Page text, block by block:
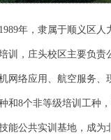
年，隶属于顺义区
训，庄头校区主要负
网络应用、航空服务
8个非等级培训工种，
能公共实训基地，成